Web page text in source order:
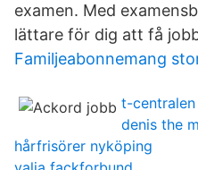
examen. Med
lättare för dig att få
Familjeabonnemang
t-
denis the
hårfrisörer nyköping